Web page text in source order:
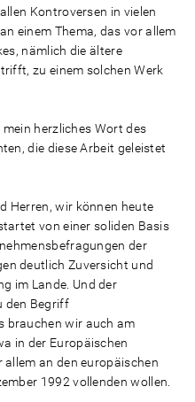
Kontroversen in vielen
einem Thema, das vor allem
nämlich die ältere
zu einem solchen Werk
herzliches Wort des
die diese Arbeit geleistet
Herren, wir können heute
von einer soliden Basis
der
deutlich Zuversicht und
im Lande. Und der
den Begriff
brauchen wir auch am
in der Europäischen
allem an den europäischen
1992 vollenden wollen.